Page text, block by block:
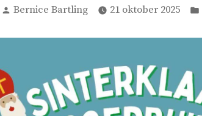
Geplaatst
Bernice Bartling 21 oktober 2025